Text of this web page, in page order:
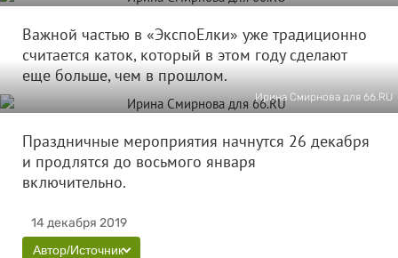
Важной частью в «ЭкспоЕлки» уже традиционно
считается каток, который в этом году сделают
еще больше, чем в прошлом.
Ирина Смирнова для 66.RU
Праздничные мероприятия начнутся 26 декабря
и продлятся до восьмого января
включительно.
14 декабря 2019
Автор/Источник